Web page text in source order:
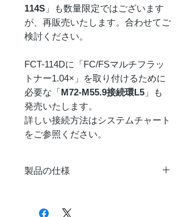
114S 」も数量限定ではございます
が、再販売いたします。合わせてご
検討ください。
FCT-114Dに「FC/FSマルチフラッ
トナー1.04×」を取り付けるために
必要な「M72-M55.9接続環L5 」も
発売いたします。
詳しい接続方法はシステムチャート
をご参照ください。
製品の仕様